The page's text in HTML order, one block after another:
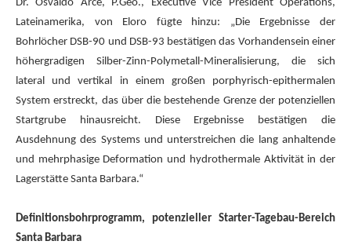
Dr. Osvaldo Arce, P.Geo., Executive Vice President Operations,
Lateinamerika, von Eloro fügte hinzu: „Die Ergebnisse der
Bohrlöcher DSB-90 und DSB-93 bestätigen das Vorhandensein einer
höhergradigen Silber-Zinn-Polymetall-Mineralisierung, die sich
lateral und vertikal in einem großen porphyrisch-epithermalen
System erstreckt, das über die bestehende Grenze der potenziellen
Startgrube hinausreicht. Diese Ergebnisse bestätigen die
Ausdehnung des Systems und unterstreichen die lang anhaltende
und mehrphasige Deformation und hydrothermale Aktivität in der
Lagerstätte Santa Barbara.“
Definitionsbohrprogramm, potenzieller Starter-Tagebau-Bereich
Santa Barbara